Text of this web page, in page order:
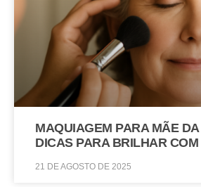
MAQUIAGEM PARA MÃE
DICAS PARA BRILHAR
21 DE AGOSTO DE 2025